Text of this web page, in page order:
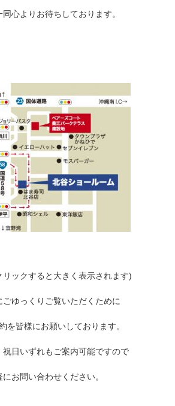
同心よりお待ちしております。
リックすると大きく表示されます)
ごゆっくりご覧いただくために
を皆様にお願いしております。
祝日いずれもご案内可能ですので
にお問い合わせください。